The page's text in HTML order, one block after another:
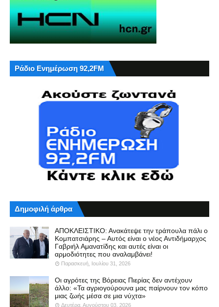
Ράδιο Ενημέρωση 92,2FM
Δημοφιλή άρθρα
ΑΠΟΚΛΕΙΣΤΙΚΟ: Ανακάτεψε την τράπουλα πάλι ο
Κομπατσιάρης – Αυτός είναι ο νέος Αντιδήμαρχος
Γαβριήλ Αμανατίδης και αυτές είναι οι
αρμοδιότητες που αναλαμβάνει!
Παρασκευή, Ιουλίου 31, 2026
Οι αγρότες της Βόρειας Πιερίας δεν αντέχουν
άλλο: «Τα αγριογούρουνα μας παίρνουν τον κόπο
μιας ζωής μέσα σε μια νύχτα»
Δευτέρα, Αυγούστου 03, 2026